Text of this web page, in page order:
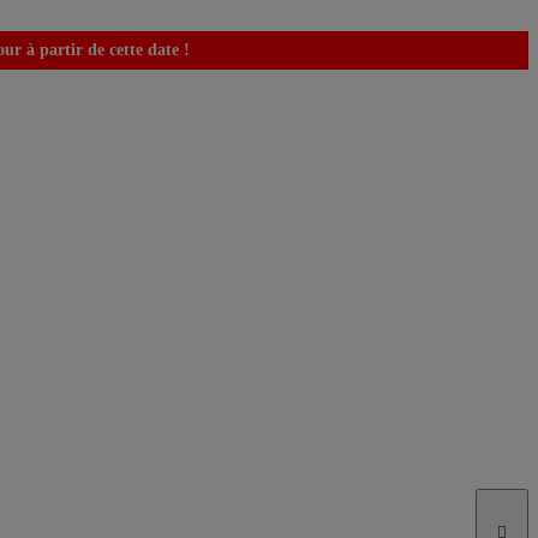
à partir de cette date !
